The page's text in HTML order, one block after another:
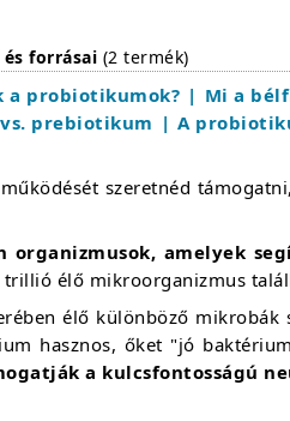
forrásai (2 termék)
a probiotikumok? Mi a
prebiotikum A
szeretnéd
organizmusok, amelyek
trillió élő mikroorganizmus
élő különböző mikrobák
hasznos, őket "jó
a kulcsfontosságú